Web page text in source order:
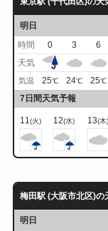
明日
時間
0 3 6
天気
気温 25℃ 24℃ 25℃
7日間天気予報
11(火) 12(水) 13(木)
梅田駅 (大阪市北区)の
明日